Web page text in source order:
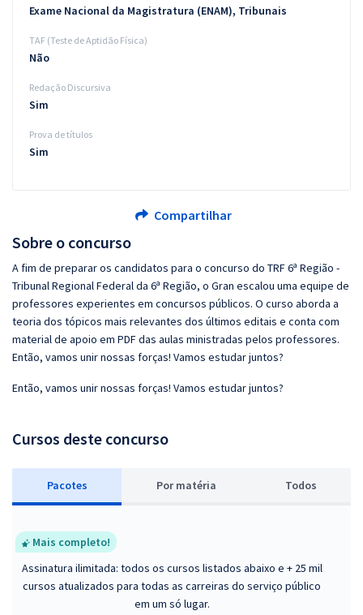
Sobre o concurso
A fim de preparar os candidatos para o concurso do TRF 6ª Região -
Tribunal Regional Federal da 6ª Região, o Gran escalou uma equipe de
professores experientes em concursos públicos. O curso aborda a
teoria dos tópicos mais relevantes dos últimos editais e conta com
material de apoio em PDF das aulas ministradas pelos professores.
Então, vamos unir nossas forças! Vamos estudar juntos?
Então, vamos unir nossas forças! Vamos estudar juntos?
Cursos deste concurso
Pacotes Por matéria Todos
Mais completo!
Assinatura ilimitada: todos os cursos listados abaixo e + 25 mil
cursos atualizados para todas as carreiras do serviço público
em um só lugar.
Exame Nacional da Magistratura (ENAM), Tribunais
TAF (Teste de Aptidão Física)
Não
Redação Discursiva
Sim
Prova de títulos
Sim
Compartilhar